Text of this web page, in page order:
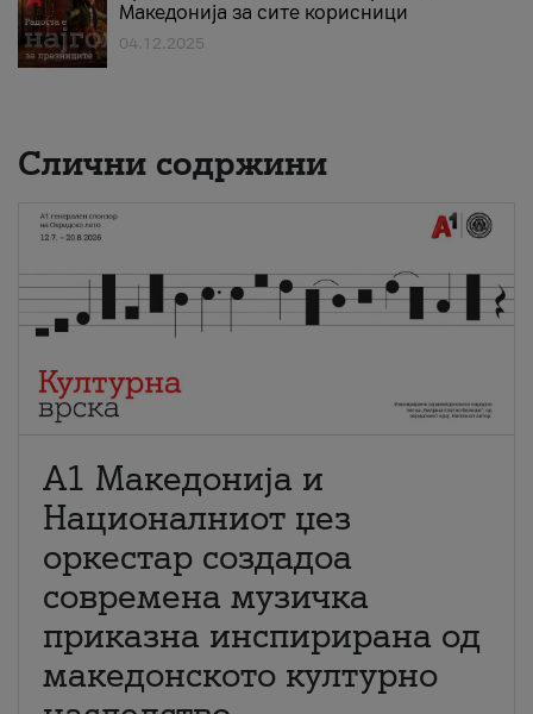
Македонија за сите корисници
04.12.2025
Слични содржини
А1 Македонија и
Националниот џез
оркестар создадоа
современа музичка
приказна инспирирана од
македонското културно